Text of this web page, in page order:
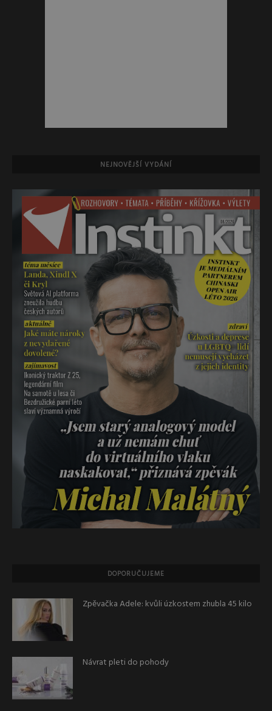
NEJNOVĚJŠÍ VYDÁNÍ
DOPORUČUJEME
Zpěvačka Adele: kvůli úzkostem zhubla 45 kilo
Návrat pleti do pohody